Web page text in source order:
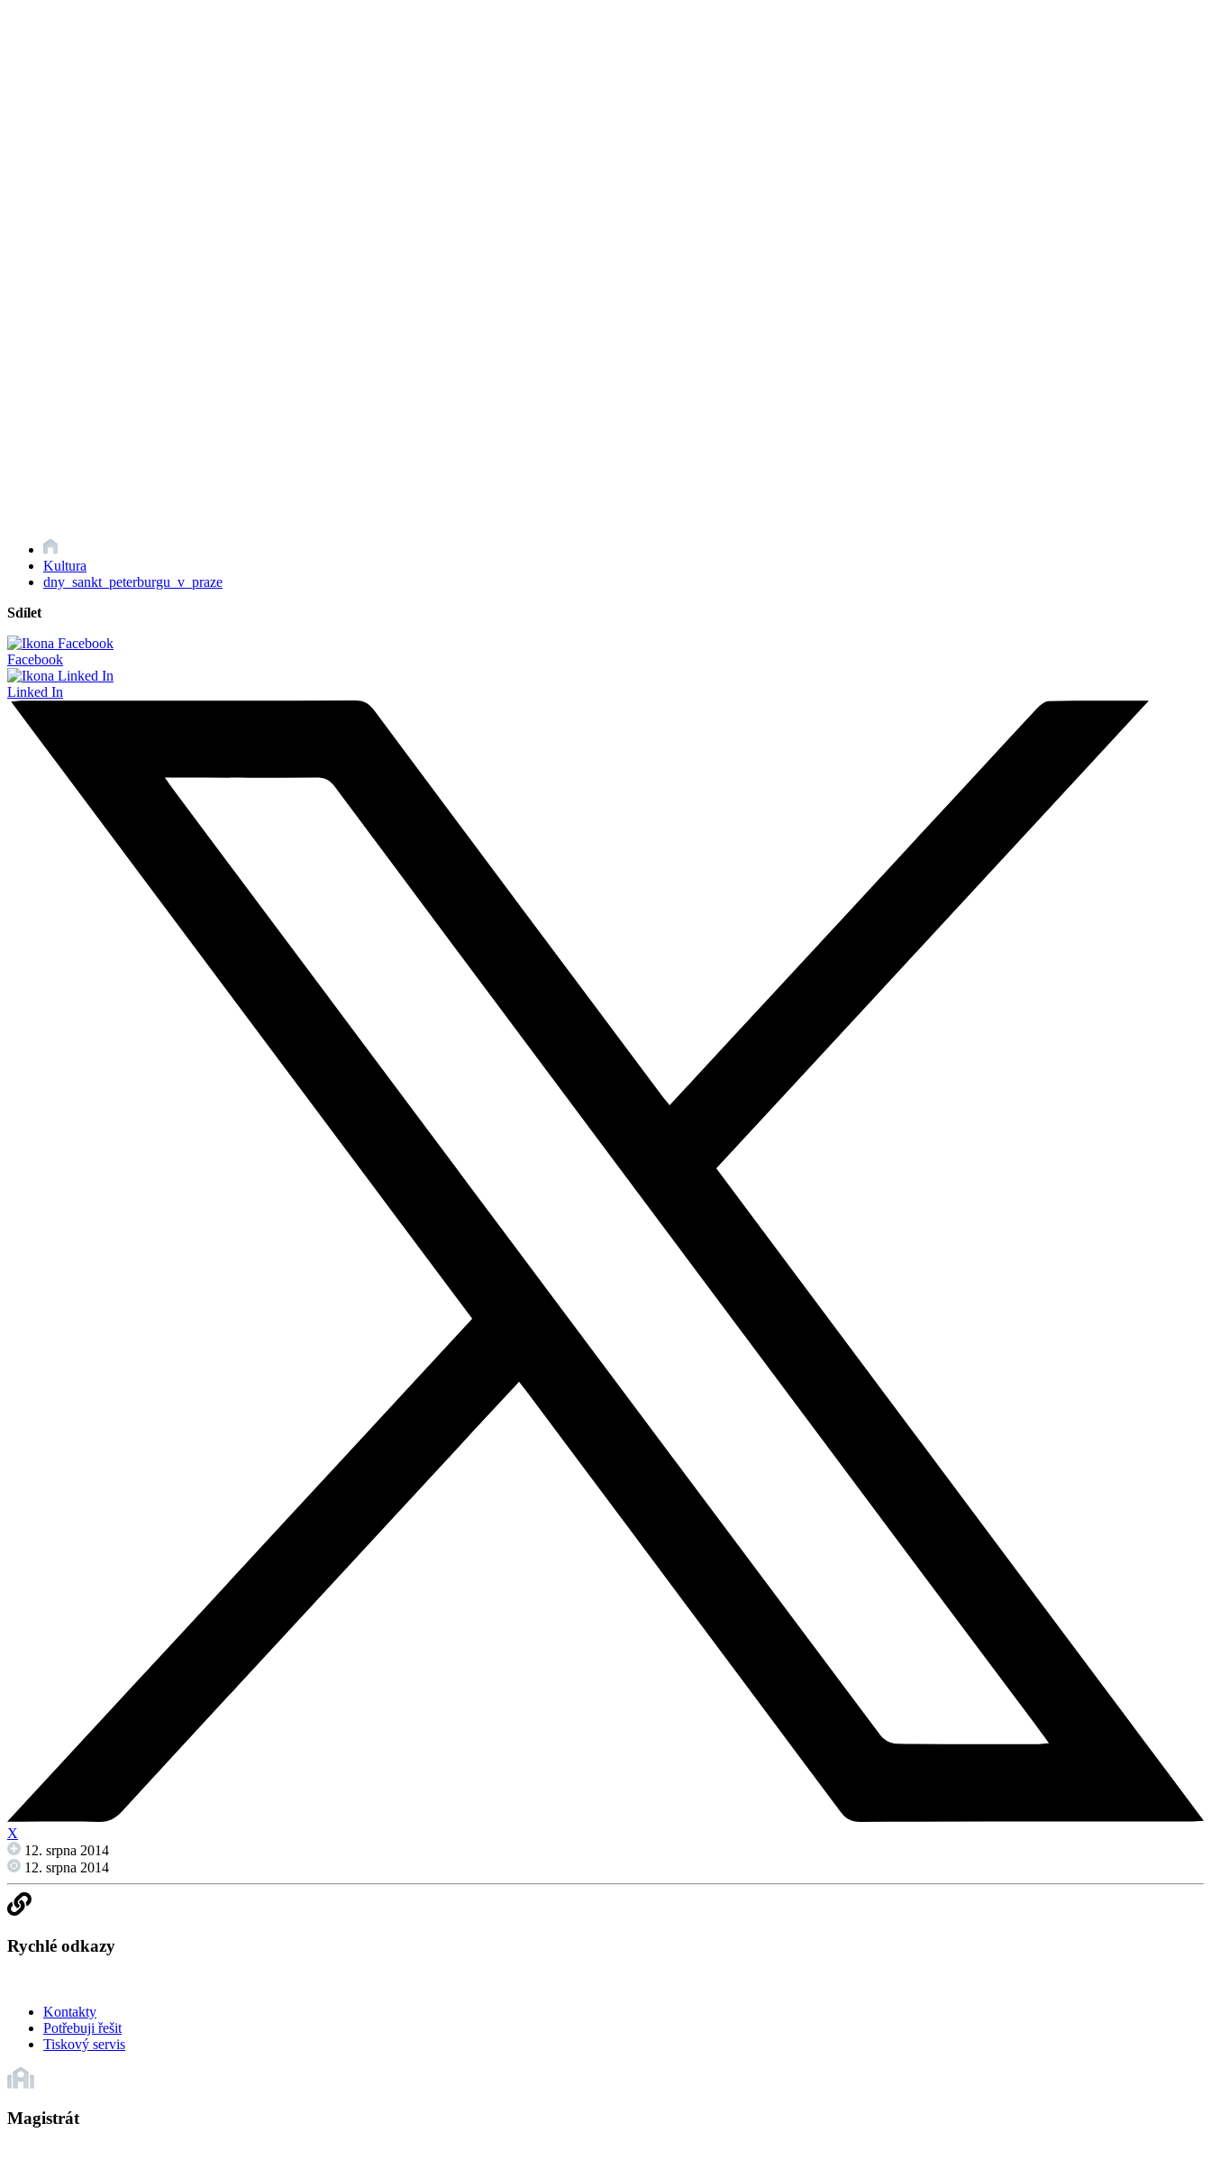
Kultura
dny_sankt_peterburgu_v_praze
Sdílet
Facebook
Linked In
X
12. srpna 2014
12. srpna 2014
Rychlé odkazy
Kontakty
Potřebuji řešit
Tiskový servis
Magistrát